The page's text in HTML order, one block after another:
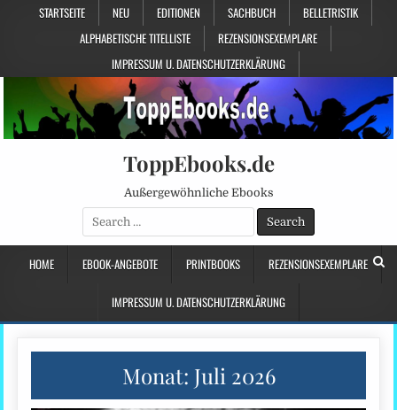
STARTSEITE NEU EDITIONEN SACHBUCH
BELLETRISTIK
ALPHABETISCHE TITELLISTE
REZENSIONSEXEMPLARE
IMPRESSUM U. DATENSCHUTZERKLÄRUNG
ToppEbooks.de
Außergewöhnliche Ebooks
Search
for:
HOME EBOOK-ANGEBOTE PRINTBOOKS REZENSIONSEXEMPLARE
IMPRESSUM U. DATENSCHUTZERKLÄRUNG
Monat: Juli 2026